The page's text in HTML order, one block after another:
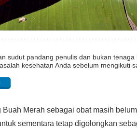
sudut pandang penulis dan bukan tenaga
kesehatan Anda sebelum mengikuti
Merah sebagai obat masih
sementara tetap digolongkan